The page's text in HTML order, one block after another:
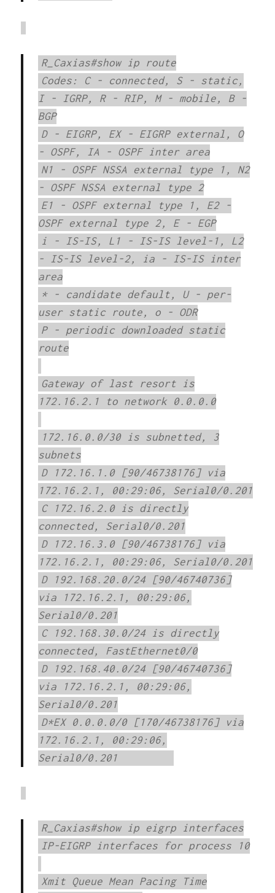
R_Caxias#show ip route
Codes: C - connected, S - static,
I - IGRP, R - RIP, M - mobile, B -
BGP
D - EIGRP, EX - EIGRP external, O
- OSPF, IA - OSPF inter area
N1 - OSPF NSSA external type 1, N2
- OSPF NSSA external type 2
E1 - OSPF external type 1, E2 -
OSPF external type 2, E - EGP
i - IS-IS, L1 - IS-IS level-1, L2
- IS-IS level-2, ia - IS-IS inter
area
* - candidate default, U - per-
user static route, o - ODR
P - periodic downloaded static
route
Gateway of last resort is
172.16.2.1 to network 0.0.0.0
172.16.0.0/30 is subnetted, 3
subnets
D 172.16.1.0 [90/46738176] via
172.16.2.1, 00:29:06, Serial0/0.201
C 172.16.2.0 is directly
connected, Serial0/0.201
D 172.16.3.0 [90/46738176] via
172.16.2.1, 00:29:06, Serial0/0.201
D 192.168.20.0/24 [90/46740736]
via 172.16.2.1, 00:29:06,
Serial0/0.201
C 192.168.30.0/24 is directly
connected, FastEthernet0/0
D 192.168.40.0/24 [90/46740736]
via 172.16.2.1, 00:29:06,
Serial0/0.201
D*EX 0.0.0.0/0 [170/46738176] via
172.16.2.1, 00:29:06,
Serial0/0.201
R_Caxias#show ip eigrp interfaces
IP-EIGRP interfaces for process 10
Xmit Queue Mean Pacing Time